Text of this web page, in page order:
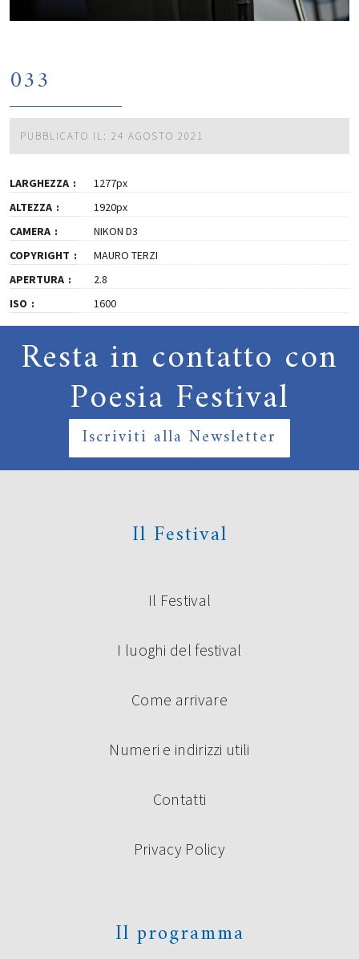
033
PUBBLICATO IL: 24 AGOSTO 2021
LARGHEZZA
1277px
ALTEZZA
1920px
CAMERA
NIKON D3
COPYRIGHT
MAURO TERZI
APERTURA
2.8
ISO
1600
Resta in contatto con
Poesia Festival
Iscriviti alla Newsletter
Il Festival
Il Festival
I luoghi del festival
Come arrivare
Numeri e indirizzi utili
Contatti
Privacy Policy
Il programma